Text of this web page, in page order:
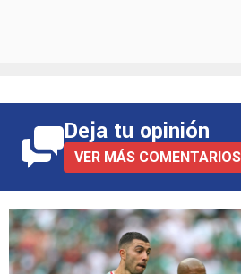
Deja tu opinión
VER MÁS COMENTARIOS